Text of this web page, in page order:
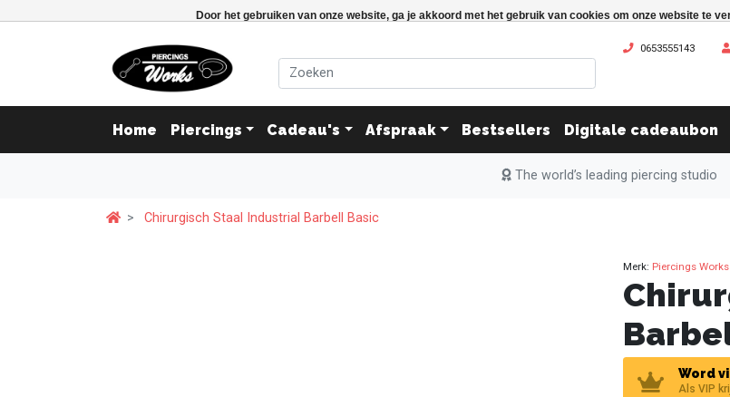
Door het gebruiken van onze website, ga je akkoord met het gebruik van cookies om onze website te
0653555143
Home Piercings Cadeau's Afspraak Bestsellers Digitale cadeaubon
The world’s leading piercing studio
Chirurgisch Staal Industrial Barbell Basic
Merk: Piercings Works
Word
Als VIP